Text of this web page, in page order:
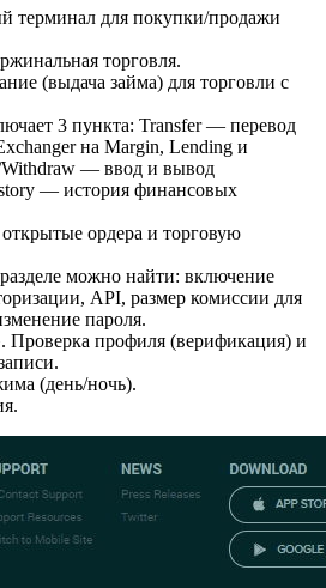
терминал для покупки/продажи
торговля.
(выдача займа) для торговли с
3 пункта: Transfer — перевод
на Margin, Lending и
Withdraw — ввод и вывод
— история финансовых
ордера и торговую
можно найти: включение
API, размер комиссии для
пароля.
Проверка профиля (верификация) и
(день/ночь).